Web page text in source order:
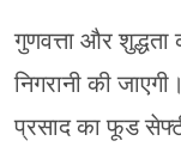
गुणवत्ता और
निगरानी की
प्रसाद का फूड